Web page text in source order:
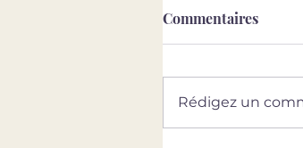
Commentaires
Rédigez un